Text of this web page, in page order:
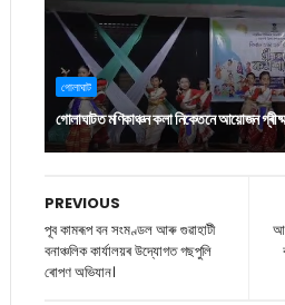
গোলাঘাট
গোলাঘাটত মণিকাঞ্চন কলা নিকেতনে আয়োজন
PREVIOUS
পূব কামৰূপ বন সংমণ্ডল আৰু গুৱাহাটী
বনাঞ্চলিক কাৰ্যালয়ৰ উদ্যোগত গছপুলি
ৰোপণ অভিযান।